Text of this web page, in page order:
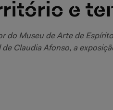
e
do Museu de Arte de
Claudia Afonso, a